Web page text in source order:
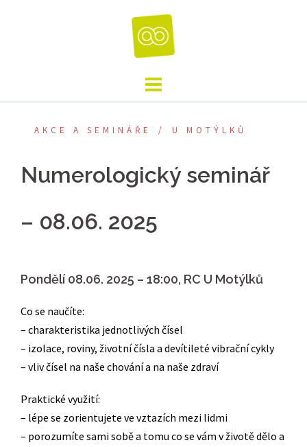
AKCE A SEMINÁŘE U MOTÝLKŮ
Numerologický seminář
– 08.06. 2025
Pondělí 08.06. 2025 – 18:00, RC U Motýlků
Co se naučíte:
– charakteristika jednotlivých čísel
– izolace, roviny, životní čísla a devítileté vibrační cykly
– vliv čísel na naše chování a na naše zdraví
Praktické využití:
– lépe se zorientujete ve vztazích mezi lidmi
– porozumíte sami sobě a tomu co se vám v životě dělo a